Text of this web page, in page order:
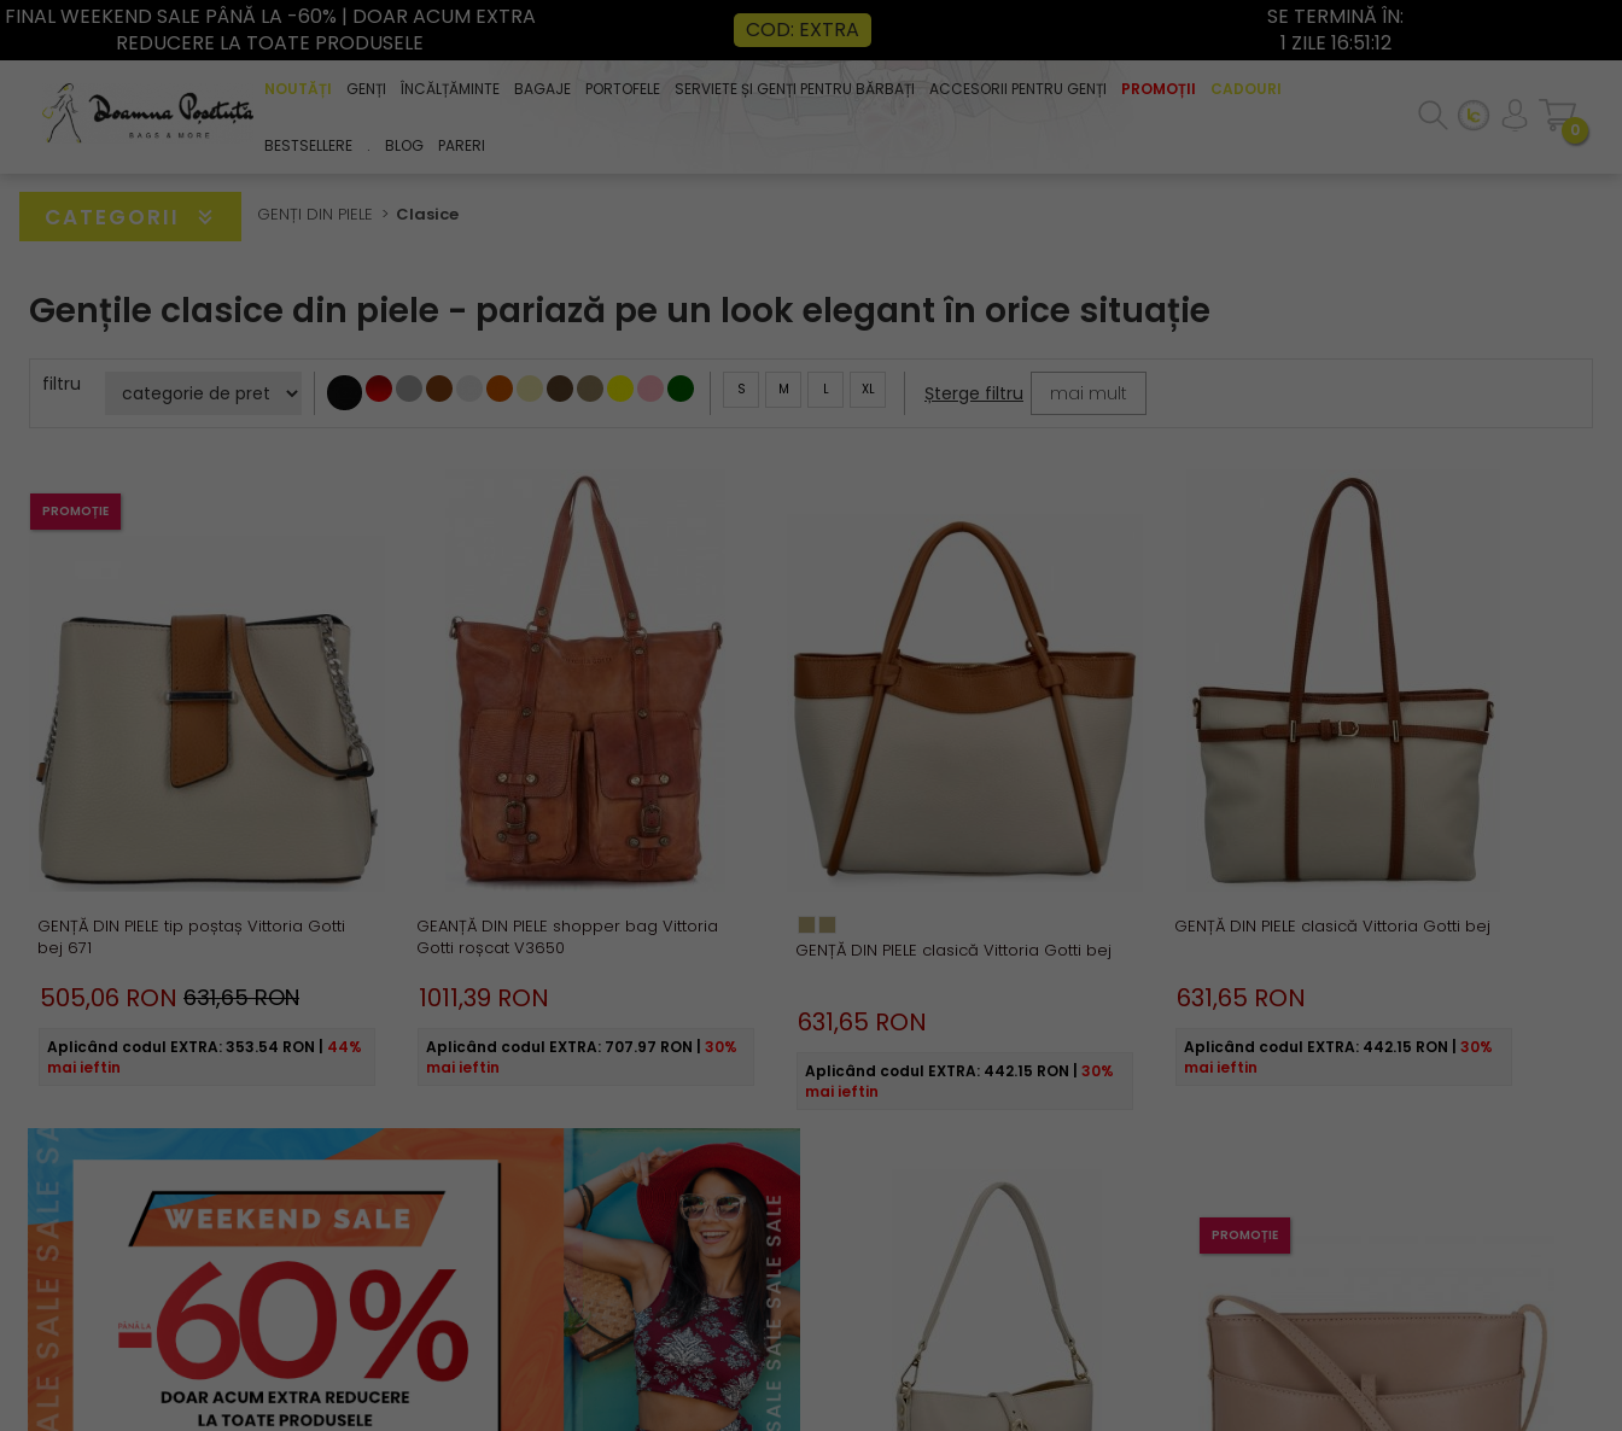
FINAL WEEKEND SALE PÂNĂ LA -60% | DOAR ACUM EXTRA
REDUCERE LA TOATE PRODUSELE
COD: EXTRA
SE TERMINĂ ÎN:
1 ZILE 16:51:10
NOUTĂȚI GENȚI ÎNCĂLȚĂMINTE BAGAJE PORTOFELE SERVIETE ȘI GENȚI PENTRU BĂRBAȚI ACCESORII PENTRU GENȚI PROMOȚII CADOURI
BESTSELLERE . BLOG PARERI
0
CATEGORII GENȚI DIN PIELE Clasice
filtru S M L XL Șterge filtru mai mult
Gențile clasice din piele - pariază pe un look elegant în orice situație
GENȚĂ DIN PIELE tip poștaș Vittoria Gotti
bej 671
PROMOȚIE
505,06 RON 631,65 RON
Aplicând codul EXTRA:353.54 RON
44%
mai ieftin
GEANȚĂ DIN PIELE shopper bag Vittoria
Gotti roșcat V3650
1011,39 RON
Aplicând codul EXTRA: 707.97 RON
30%
mai ieftin
GENȚĂ DIN PIELE clasică Vittoria Gotti bej
631,65 RON
Aplicând codul EXTRA: 442.15 RON
30%
mai ieftin
GENȚĂ DIN PIELE clasică Vittoria Gotti bej
631,65 RON
Aplicând codul EXTRA: 442.15 RON
30%
mai ieftin
PROMOȚIE